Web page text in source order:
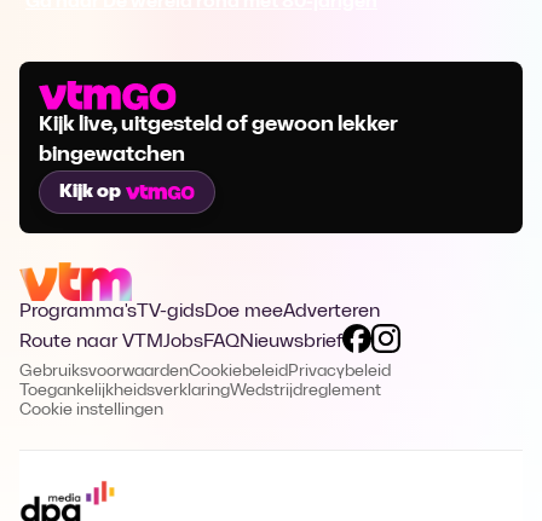
Kijk live, uitgesteld of gewoon lekker
bingewatchen
Kijk op
Programma's TV-gidsDoe meeAdverteren
Route naar VTMJobsFAQNieuwsbrief
GebruiksvoorwaardenCookiebeleid Privacybeleid
ToegankelijkheidsverklaringWedstrijdreglement
Cookie instellingen